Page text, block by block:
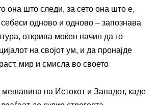
она што следи, за сето она што е,
себеси одново и одново – запознава
открива моќен начин да го
на својот ум, и да пронајде
мир и смисла во своето
мешавина на Истокот и Западот, каде